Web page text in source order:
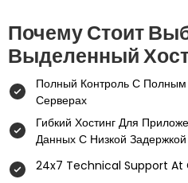
Почему Стоит
Выделенный
Полный Контроль С
Серверах
Гибкий Хостинг Для
Данных С Низкой Задержкой
24x7 Technical Support